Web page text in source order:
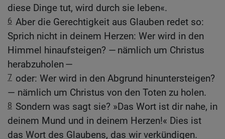
diese Dinge tut, wird durch sie leben«.
6 Aber die Gerechtigkeit aus Glauben redet so:
Sprich nicht in deinem Herzen: Wer wird in den
Himmel hinaufsteigen? — nämlich um Christus
herabzuholen —
7 oder: Wer wird in den Abgrund hinuntersteigen?
— nämlich um Christus von den Toten zu holen.
8 Sondern was sagt sie? »Das Wort ist dir nahe, in
deinem Mund und in deinem Herzen!« Dies ist
das Wort des Glaubens, das wir verkündigen.